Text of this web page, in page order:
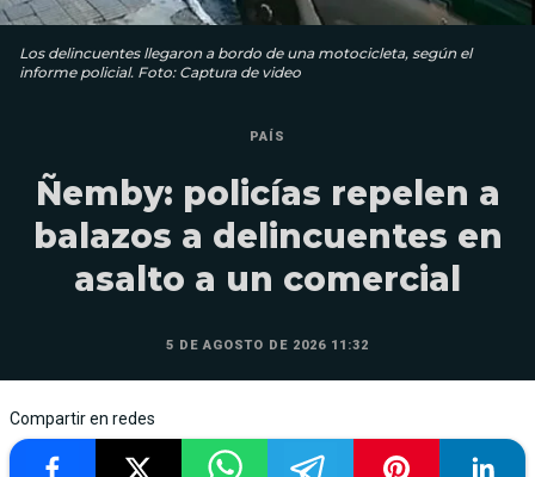
Los delincuentes llegaron a bordo de una motocicleta, según el
informe policial. Foto: Captura de video
PAÍS
Ñemby: policías repelen a
balazos a delincuentes en
asalto a un comercial
5 DE AGOSTO DE 2026 11:32
Compartir en redes